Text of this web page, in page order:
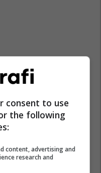
consent to use
the following
content, advertising and
research and